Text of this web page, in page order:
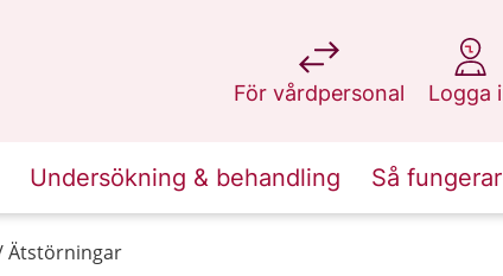
För vårdpersonal
på 1177.se
Logga
på
Undersökning & behandling Så
Ätstörningar